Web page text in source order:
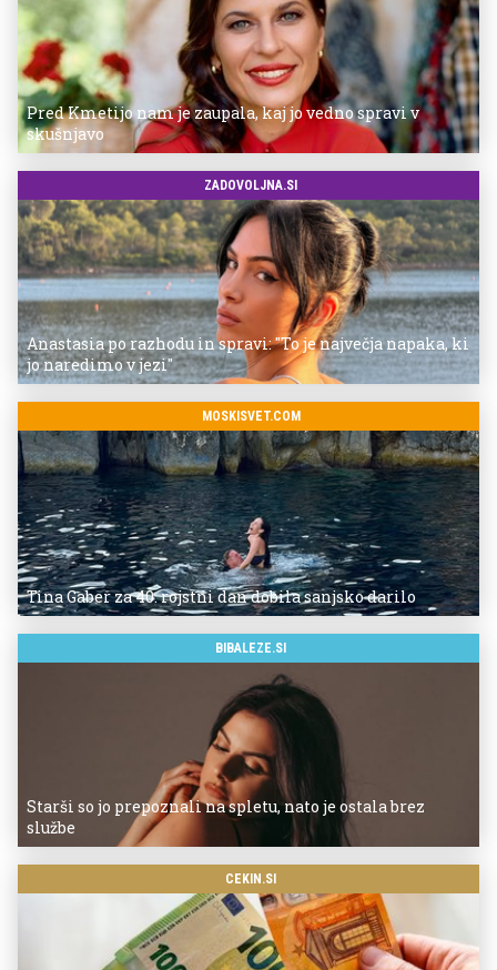
Pred Kmetijo nam je zaupala, kaj jo vedno spravi v
skušnjavo
ZADOVOLJNA.SI
Anastasia po razhodu in spravi: "To je največja napaka, ki
jo naredimo v jezi"
MOSKISVET.COM
Tina Gaber za 40. rojstni dan dobila sanjsko darilo
BIBALEZE.SI
Starši so jo prepoznali na spletu, nato je ostala brez
službe
CEKIN.SI